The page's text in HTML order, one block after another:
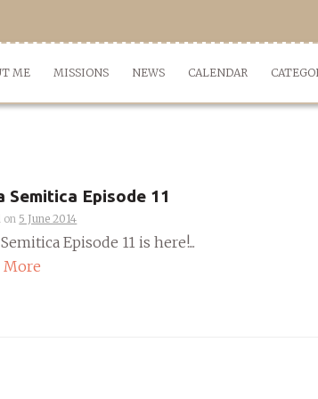
ME MISSIONS NEWS CALENDAR
Semitica Episode 11
on 5 June 2014
Episode 11 is here!...
More